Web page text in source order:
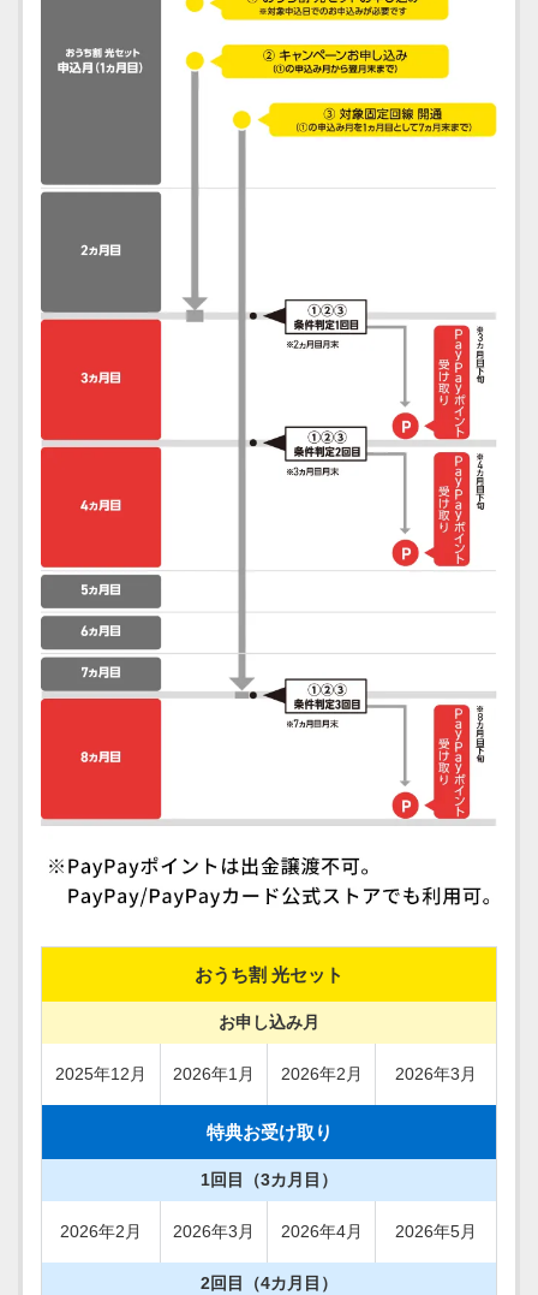
おうち割 光セット
お申し込み月
2025年12月 2026年1月 2026年2月 2026年3月
特典お受け取り
1回目（3カ月目）
2026年2月 2026年3月 2026年4月 2026年5月
2回目（4カ月目）